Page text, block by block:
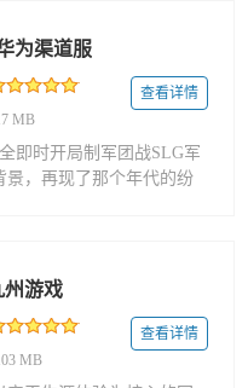
为渠道服
MB
查看详情
即时开局制军团战SLG军
景，再现了那个年代的纷
州游戏
MB
查看详情